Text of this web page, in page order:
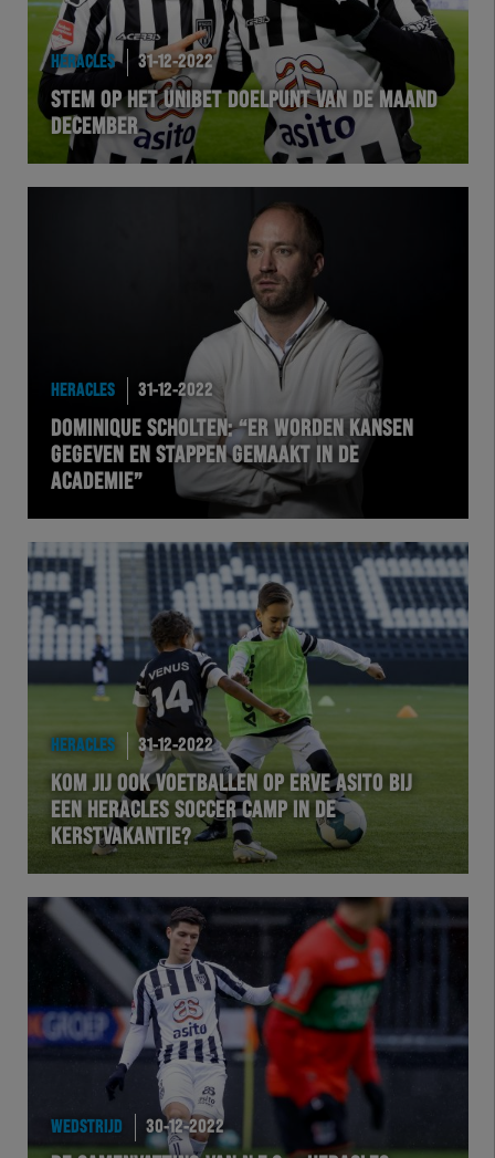
HERACLES 31-12-2022
STEM OP HET UNIBET DOELPUNT VAN DE MAAND
DECEMBER
HERACLES 31-12-2022
DOMINIQUE SCHOLTEN: “ER WORDEN KANSEN
GEGEVEN EN STAPPEN GEMAAKT IN DE
ACADEMIE”
HERACLES 31-12-2022
KOM JIJ OOK VOETBALLEN OP ERVE ASITO BIJ
EEN HERACLES SOCCER CAMP IN DE
KERSTVAKANTIE?
WEDSTRIJD 30-12-2022